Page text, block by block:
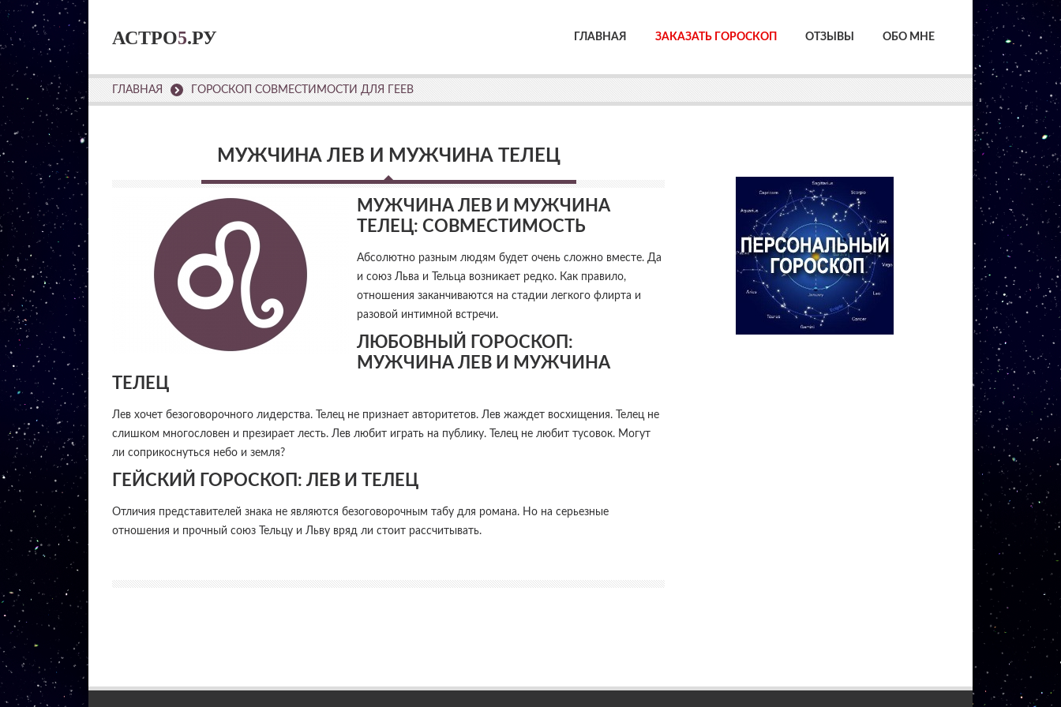
АСТРО5.РУ ГЛАВНАЯ ЗАКАЗАТЬ ГОРОСКОП ОТЗЫВЫ ОБО МНЕ
ГЛАВНАЯ ГОРОСКОП СОВМЕСТИМОСТИ ДЛЯ ГЕЕВ
МУЖЧИНА ЛЕВ И МУЖЧИНА ТЕЛЕЦ
МУЖЧИНА ЛЕВ И МУЖЧИНА
ТЕЛЕЦ: СОВМЕСТИМОСТЬ
Абсолютно разным людям будет очень сложно вместе. Да
и союз Льва и Тельца возникает редко. Как правило,
отношения заканчиваются на стадии легкого флирта и
разовой интимной встречи.
ЛЮБОВНЫЙ ГОРОСКОП:
МУЖЧИНА ЛЕВ И МУЖЧИНА
ТЕЛЕЦ
Лев хочет безоговорочного лидерства. Телец не признает авторитетов. Лев жаждет восхищения. Телец не
слишком многословен и презирает лесть. Лев любит играть на публику. Телец не любит тусовок. Могут
ли соприкоснуться небо и земля?
ГЕЙСКИЙ ГОРОСКОП: ЛЕВ И ТЕЛЕЦ
Отличия представителей знака не являются безоговорочным табу для романа. Но на серьезные
отношения и прочный союз Тельцу и Льву вряд ли стоит рассчитывать.